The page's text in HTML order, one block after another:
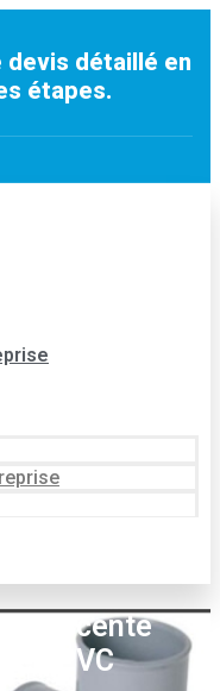
détaillé en
étapes.
descente
en PVC